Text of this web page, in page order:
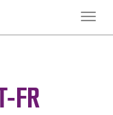
Toggle
FR